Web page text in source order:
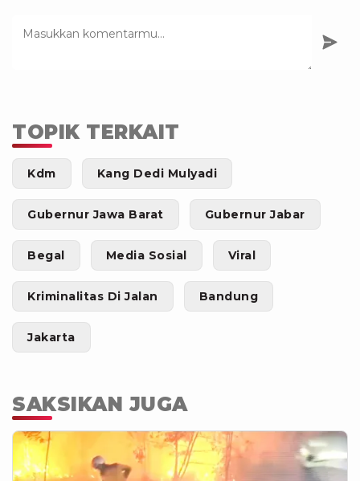
TOPIK TERKAIT
Kdm Kang Dedi Mulyadi
Gubernur Jawa Barat Gubernur Jabar
Begal Media Sosial Viral
Kriminalitas Di Jalan Bandung
Jakarta
SAKSIKAN JUGA